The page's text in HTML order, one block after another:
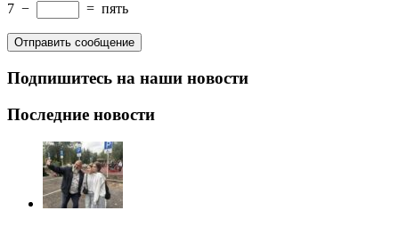
7 − = пять
Подпишитесь на наши новости
Последние новости